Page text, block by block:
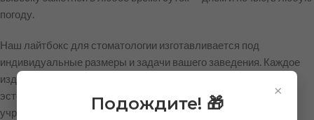
погоду.
Наш лайтбокс для стоматологии изготавливается под
индивидуальные размеры и задачи вашего заведения. Каждое
изделие производится с учётом требований к долговечности,
эстетике и надёжности, что особенно важно для медицинских
учреждений, где репутация и первое впечатление играют
×
Подождите! 🎁